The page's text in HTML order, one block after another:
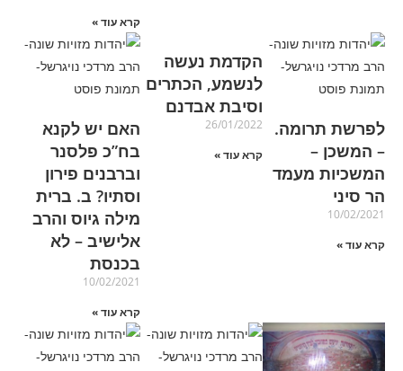
קרא עוד »
לפרשת תרומה.
– המשכן –
המשכיות מעמד
הר סיני
10/02/2021
קרא עוד »
הקדמת נעשה
לנשמע, הכתרים
וסיבת אבדנם
26/01/2022
קרא עוד »
האם יש לקנא
בח”כ פלסנר
וברבנים פירון
וסתיו? ב. ברית
מילה גיוס והרב
אלישיב – לא
בכנסת
10/02/2021
קרא עוד »